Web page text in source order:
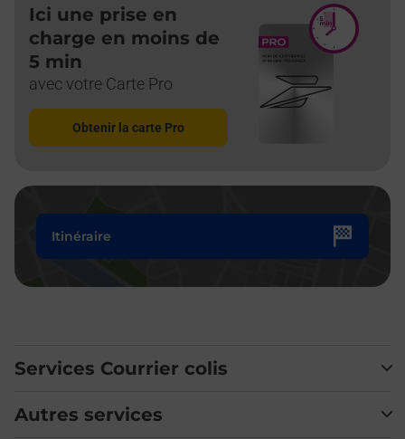
Ici une prise en
charge en moins de
5 min
avec votre Carte Pro
Obtenir la carte Pro
Itinéraire
Services Courrier colis
Autres services